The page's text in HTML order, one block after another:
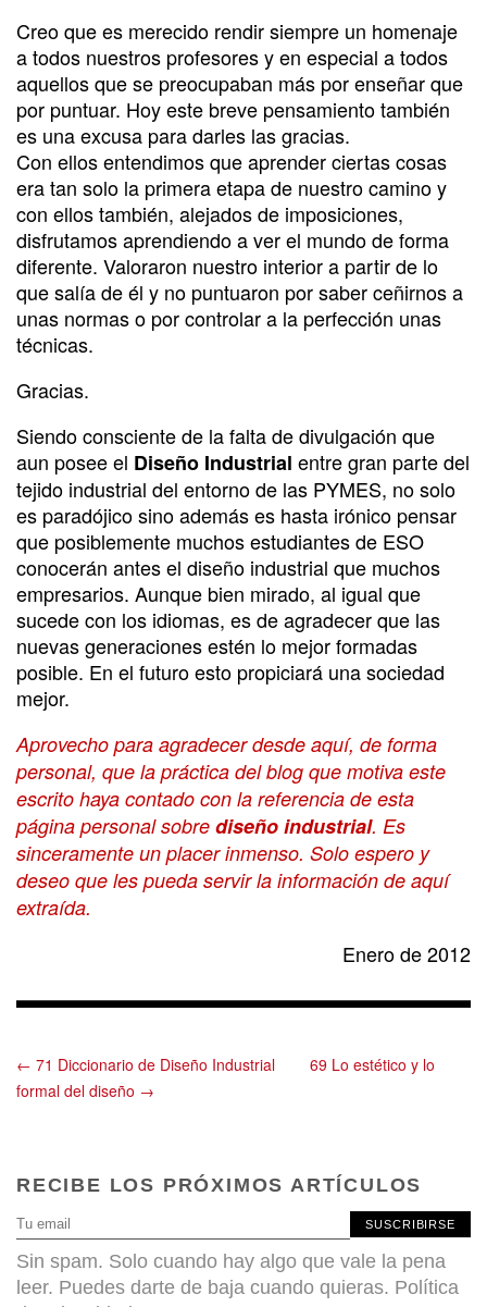
Creo que es merecido rendir siempre un homenaje
a todos nuestros profesores y en especial a todos
aquellos que se preocupaban más por enseñar que
por puntuar. Hoy este breve pensamiento también
es una excusa para darles las gracias.
Con ellos entendimos que aprender ciertas cosas
era tan solo la primera etapa de nuestro camino y
con ellos también, alejados de imposiciones,
disfrutamos aprendiendo a ver el mundo de forma
diferente. Valoraron nuestro interior a partir de lo
que salía de él y no puntuaron por saber ceñirnos a
unas normas o por controlar a la perfección unas
técnicas.
Gracias.
Siendo consciente de la falta de divulgación que
aun posee el Diseño Industrial entre gran parte del
tejido industrial del entorno de las PYMES, no solo
es paradójico sino además es hasta irónico pensar
que posiblemente muchos estudiantes de ESO
conocerán antes el diseño industrial que muchos
empresarios. Aunque bien mirado, al igual que
sucede con los idiomas, es de agradecer que las
nuevas generaciones estén lo mejor formadas
posible. En el futuro esto propiciará una sociedad
mejor.
Aprovecho para agradecer desde aquí, de forma
personal, que la práctica del blog que motiva este
escrito haya contado con la referencia de esta
página personal sobre diseño industrial. Es
sinceramente un placer inmenso. Solo espero y
deseo que les pueda servir la información de aquí
extraída.
Enero de 2012
← 71 Diccionario de Diseño Industrial
69 Lo estético y lo
formal del diseño →
RECIBE LOS PRÓXIMOS ARTÍCULOS
SUSCRIBIRSE
Sin spam. Solo cuando hay algo que vale la pena
leer. Puedes darte de baja cuando quieras. Política